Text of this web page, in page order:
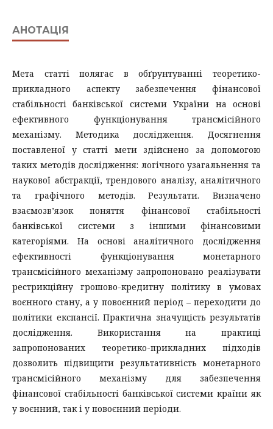
АНОТАЦІЯ
Мета статті полягає в обґрунтуванні теоретико-
прикладного аспекту забезпечення фінансової
стабільності банківської системи України на основі
ефективного функціонування трансмісійного
механізму. Методика дослідження. Досягнення
поставленої у статті мети здійснено за допомогою
таких методів дослідження: логічного узагальнення та
наукової абстракції, трендового аналізу, аналітичного
та графічного методів. Результати. Визначено
взаємозв’язок поняття фінансової стабільності
банківської системи з іншими фінансовими
категоріями. На основі аналітичного дослідження
ефективності функціонування монетарного
трансмісійного механізму запропоновано реалізувати
рестрикційну грошово-кредитну політику в умовах
воєнного стану, а у повоєнний період – переходити до
політики експансії. Практична значущість результатів
дослідження. Використання на практиці
запропонованих теоретико-прикладних підходів
дозволить підвищити результативність монетарного
трансмісійного механізму для забезпечення
фінансової стабільності банківської системи країни як
у воєнний, так і у повоєнний періоди.